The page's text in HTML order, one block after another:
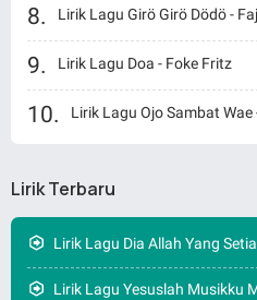
Lirik Lagu Girö Girö Dödö -
Lirik Lagu Doa - Foke Fritz
Lirik Lagu Ojo Sambat Wae
Lirik Terbaru
Lirik Lagu Dia Allah Yang
Lirik Lagu Yesuslah Musikku